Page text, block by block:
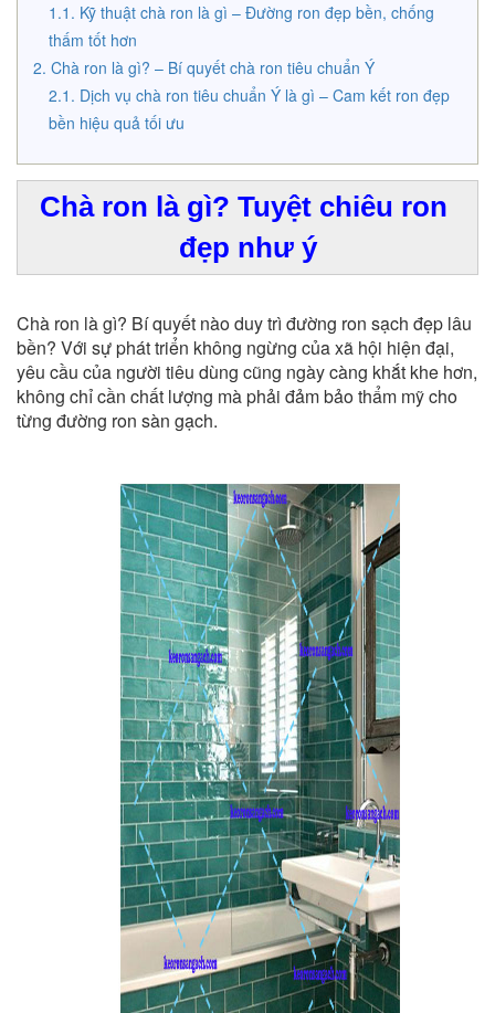
Kỹ thuật chà ron là gì – Đường ron đẹp bền, chống
thấm tốt hơn
Chà ron là gì? – Bí quyết chà ron tiêu chuẩn Ý
Dịch vụ chà ron tiêu chuẩn Ý là gì – Cam kết ron đẹp
bền hiệu quả tối ưu
Chà ron là gì? Tuyệt chiêu ron
đẹp như ý
Chà ron là gì? Bí quyết nào duy trì đường ron sạch đẹp lâu
bền? Với sự phát triển không ngừng của xã hội hiện đại,
yêu cầu của người tiêu dùng cũng ngày càng khắt khe hơn,
không chỉ cần chất lượng mà phải đảm bảo thẩm mỹ cho
từng đường ron sàn gạch.